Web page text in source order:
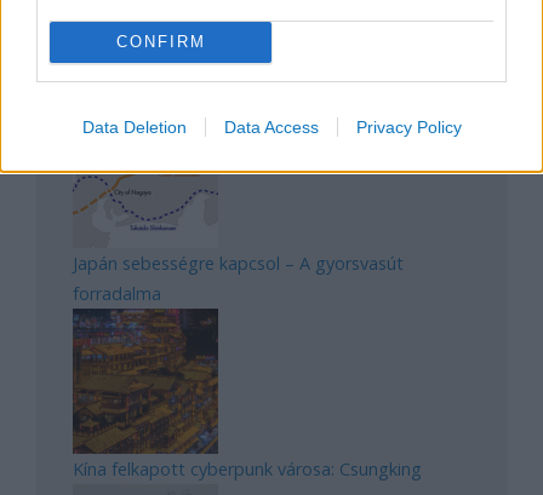
CONFIRM
Data Deletion Data Access Privacy Policy
Az egygyermekes politika és Kína gazdasági
kihívásai
Japán sebességre kapcsol – A gyorsvasút
forradalma
Kína felkapott cyberpunk városa: Csungking